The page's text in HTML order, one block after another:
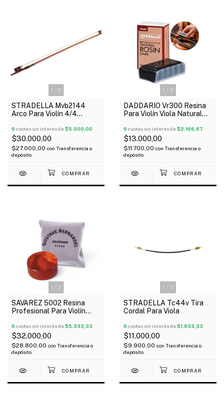
1 / 2
STRADELLA Mvb2144
Arco Para Violín 4/4
6 cuotas sin interés de$5.000,00
$30.000,00
$27.000,00 con Transferencia o
depósito
1 / 3
DADDARIO Vr300 Resina
Para Violín Viola Natural
6 cuotas sin interés de$2.166,67
$13.000,00
$11.700,00 con Transferencia o
depósito
1 / 2
SAVAREZ 5002 Resina
Profesional Para Violín
Bernardel
6 cuotas sin interés de$5.333,33
$32.000,00
$28.800,00 con Transferencia o
depósito
1 / 3
STRADELLA Tc44v Tira
Cordal Para Viola
6 cuotas sin interés de$1.833,33
$11.000,00
$9.900,00 con Transferencia o
depósito